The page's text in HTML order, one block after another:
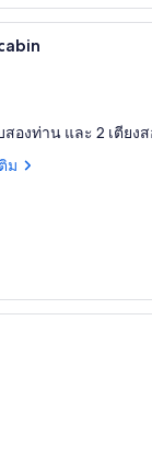
าร | ผ้าปูที่นอน
สองท่าน และ 2 เตีย
ม
| ผ้าปูที่นอน